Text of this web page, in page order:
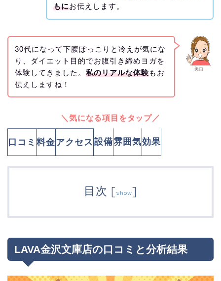
もにお伝えします。
美由
30代になって下腹ぽっこりと冷えが気にな
り、ダイエット目的でお腹引き締めヨガを
体験してきました。 私のリアルな体験もお
伝えしますね！
＼気になる項目をタップ／
口コミ 料金アクセス 設備雰囲気効果
目次 [show]
LAVA金沢文庫店の口コミと分析結果